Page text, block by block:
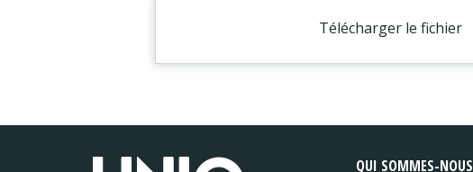
Télécharger le fichier
QUI SOMMES-NOUS